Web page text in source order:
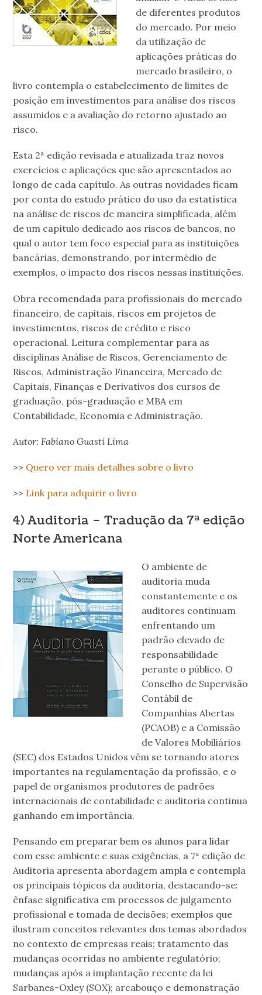
de diferentes produtos
do mercado. Por meio
da utilização de
aplicações práticas do
mercado brasileiro, o
livro contempla o estabelecimento de limites de
posição em investimentos para análise dos riscos
assumidos e a avaliação do retorno ajustado ao
risco.
Esta 2ª edição revisada e atualizada traz novos
exercícios e aplicações que são apresentados ao
longo de cada capítulo. As outras novidades ficam
por conta do estudo prático do uso da estatística
na análise de riscos de maneira simplificada, além
de um capítulo dedicado aos riscos de bancos, no
qual o autor tem foco especial para as instituições
bancárias, demonstrando, por intermédio de
exemplos, o impacto dos riscos nessas instituições.
Obra recomendada para profissionais do mercado
financeiro, de capitais, riscos em projetos de
investimentos, riscos de crédito e risco
operacional. Leitura complementar para as
disciplinas Análise de Riscos, Gerenciamento de
Riscos, Administração Financeira, Mercado de
Capitais, Finanças e Derivativos dos cursos de
graduação, pós-graduação e MBA em
Contabilidade, Economia e Administração.
Autor: Fabiano Guasti Lima
>> Quero ver mais detalhes sobre o livro
>> Link para adquirir o livro
4)Auditoria – Tradução da 7ª edição
Norte Americana
O ambiente de
auditoria muda
constantemente e os
auditores continuam
enfrentando um
padrão elevado de
responsabilidade
perante o público. O
Conselho de Supervisão
Contábil de
Companhias Abertas
(PCAOB) e a Comissão
de Valores Mobiliários
(SEC) dos Estados Unidos vêm se tornando atores
importantes na regulamentação da profissão, e o
papel de organismos produtores de padrões
internacionais de contabilidade e auditoria continua
ganhando em importância.
Pensando em preparar bem os alunos para lidar
com esse ambiente e suas exigências, a 7ª edição de
Auditoria apresenta abordagem ampla e contempla
os principais tópicos da auditoria, destacando-se:
ênfase significativa em processos de julgamento
profissional e tomada de decisões; exemplos que
ilustram conceitos relevantes dos temas abordados
no contexto de empresas reais; tratamento das
mudanças ocorridas no ambiente regulatório;
mudanças após a implantação recente da lei
Sarbanes-Oxley (SOX); arcabouço e demonstração